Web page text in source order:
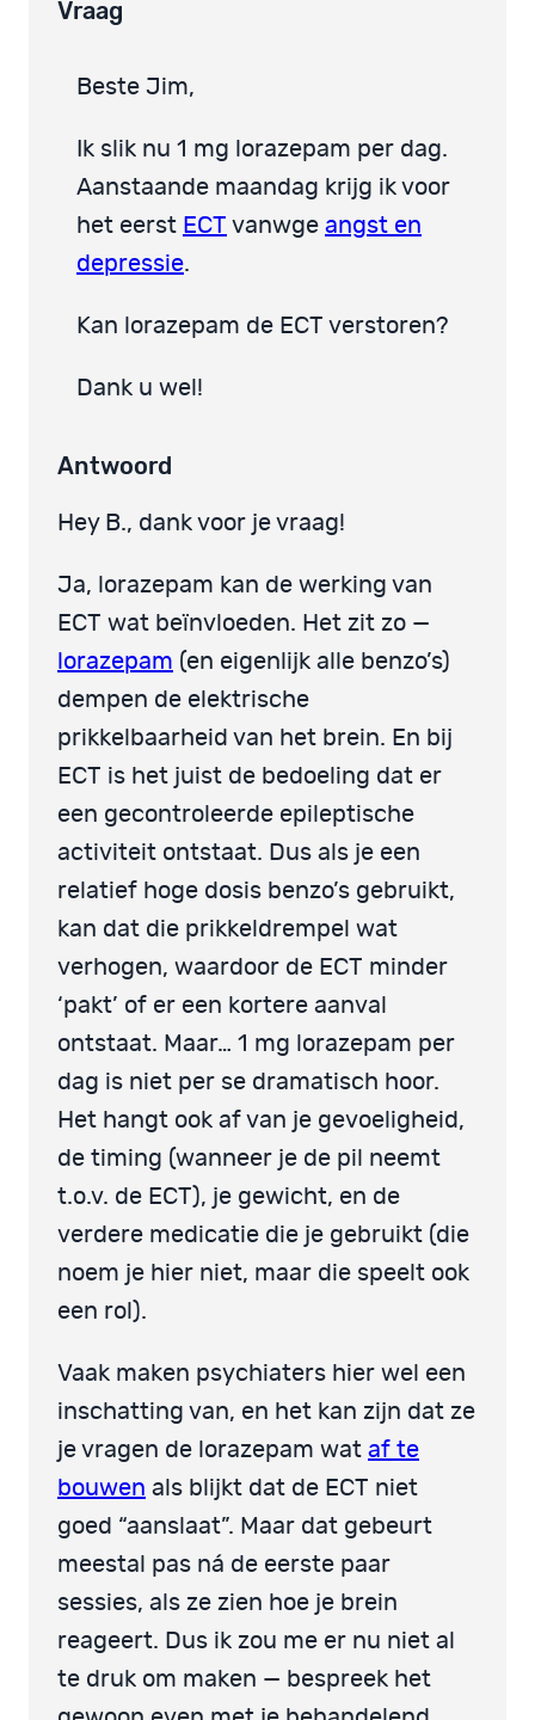
Vraag
Beste Jim,
Ik slik nu 1 mg lorazepam per dag.
Aanstaande maandag krijg ik voor
het eerst ECT vanwge angst en
depressie.
Kan lorazepam de ECT verstoren?
Dank u wel!
Antwoord
Hey B., dank voor je vraag!
Ja, lorazepam kan de werking van
ECT wat beïnvloeden. Het zit zo —
lorazepam (en eigenlijk alle benzo’s)
dempen de elektrische
prikkelbaarheid van het brein. En bij
ECT is het juist de bedoeling dat er
een gecontroleerde epileptische
activiteit ontstaat. Dus als je een
relatief hoge dosis benzo’s gebruikt,
kan dat die prikkeldrempel wat
verhogen, waardoor de ECT minder
‘pakt’ of er een kortere aanval
ontstaat. Maar… 1 mg lorazepam per
dag is niet per se dramatisch hoor.
Het hangt ook af van je gevoeligheid,
de timing (wanneer je de pil neemt
t.o.v. de ECT), je gewicht, en de
verdere medicatie die je gebruikt (die
noem je hier niet, maar die speelt ook
een rol).
Vaak maken psychiaters hier wel een
inschatting van, en het kan zijn dat ze
je vragen de lorazepam wat af te
bouwen als blijkt dat de ECT niet
goed “aanslaat”. Maar dat gebeurt
meestal pas ná de eerste paar
sessies, als ze zien hoe je brein
reageert. Dus ik zou me er nu niet al
te druk om maken — bespreek het